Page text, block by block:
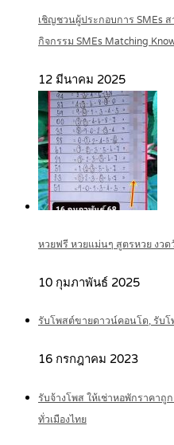
เชิญชวนผู้ประกอบการ SMEs ส
กิจกรรม SMEs Matching
12 มีนาคม 2025
หวยฟรี หวยแม่นๆ สูตรหวย งว
10 กุมภาพันธ์ 2025
รับโพสต์ขายดาวน์คอนโด, รับ
16 กรกฎาคม 2023
รับจ้างโพส ให้เช่าหอพักราคาถู
ทั่วเมืองไทย